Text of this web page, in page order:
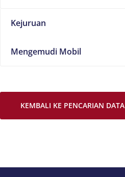
Kejuruan
Mengemudi Mobil
KEMBALI KE PENCARIAN DATA